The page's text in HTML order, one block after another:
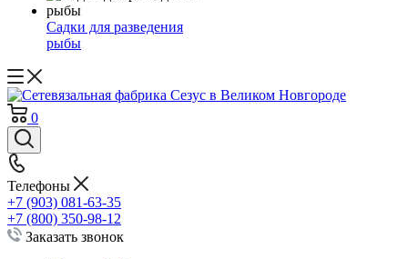
Садки для разведения
рыбы
0
Телефоны
+7 (903) 081-63-35
+7 (800) 350-98-12
Заказать звонок